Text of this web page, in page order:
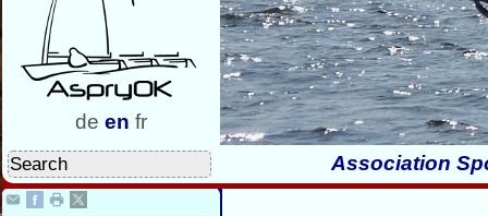
de en fr
Association